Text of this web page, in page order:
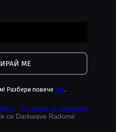
Разбери повече тук.
Условия за ползване
си Darkwave Radomir